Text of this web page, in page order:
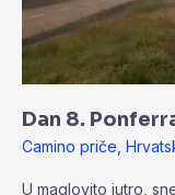
Dan 8.
Camino priče
U maglovito jutro,